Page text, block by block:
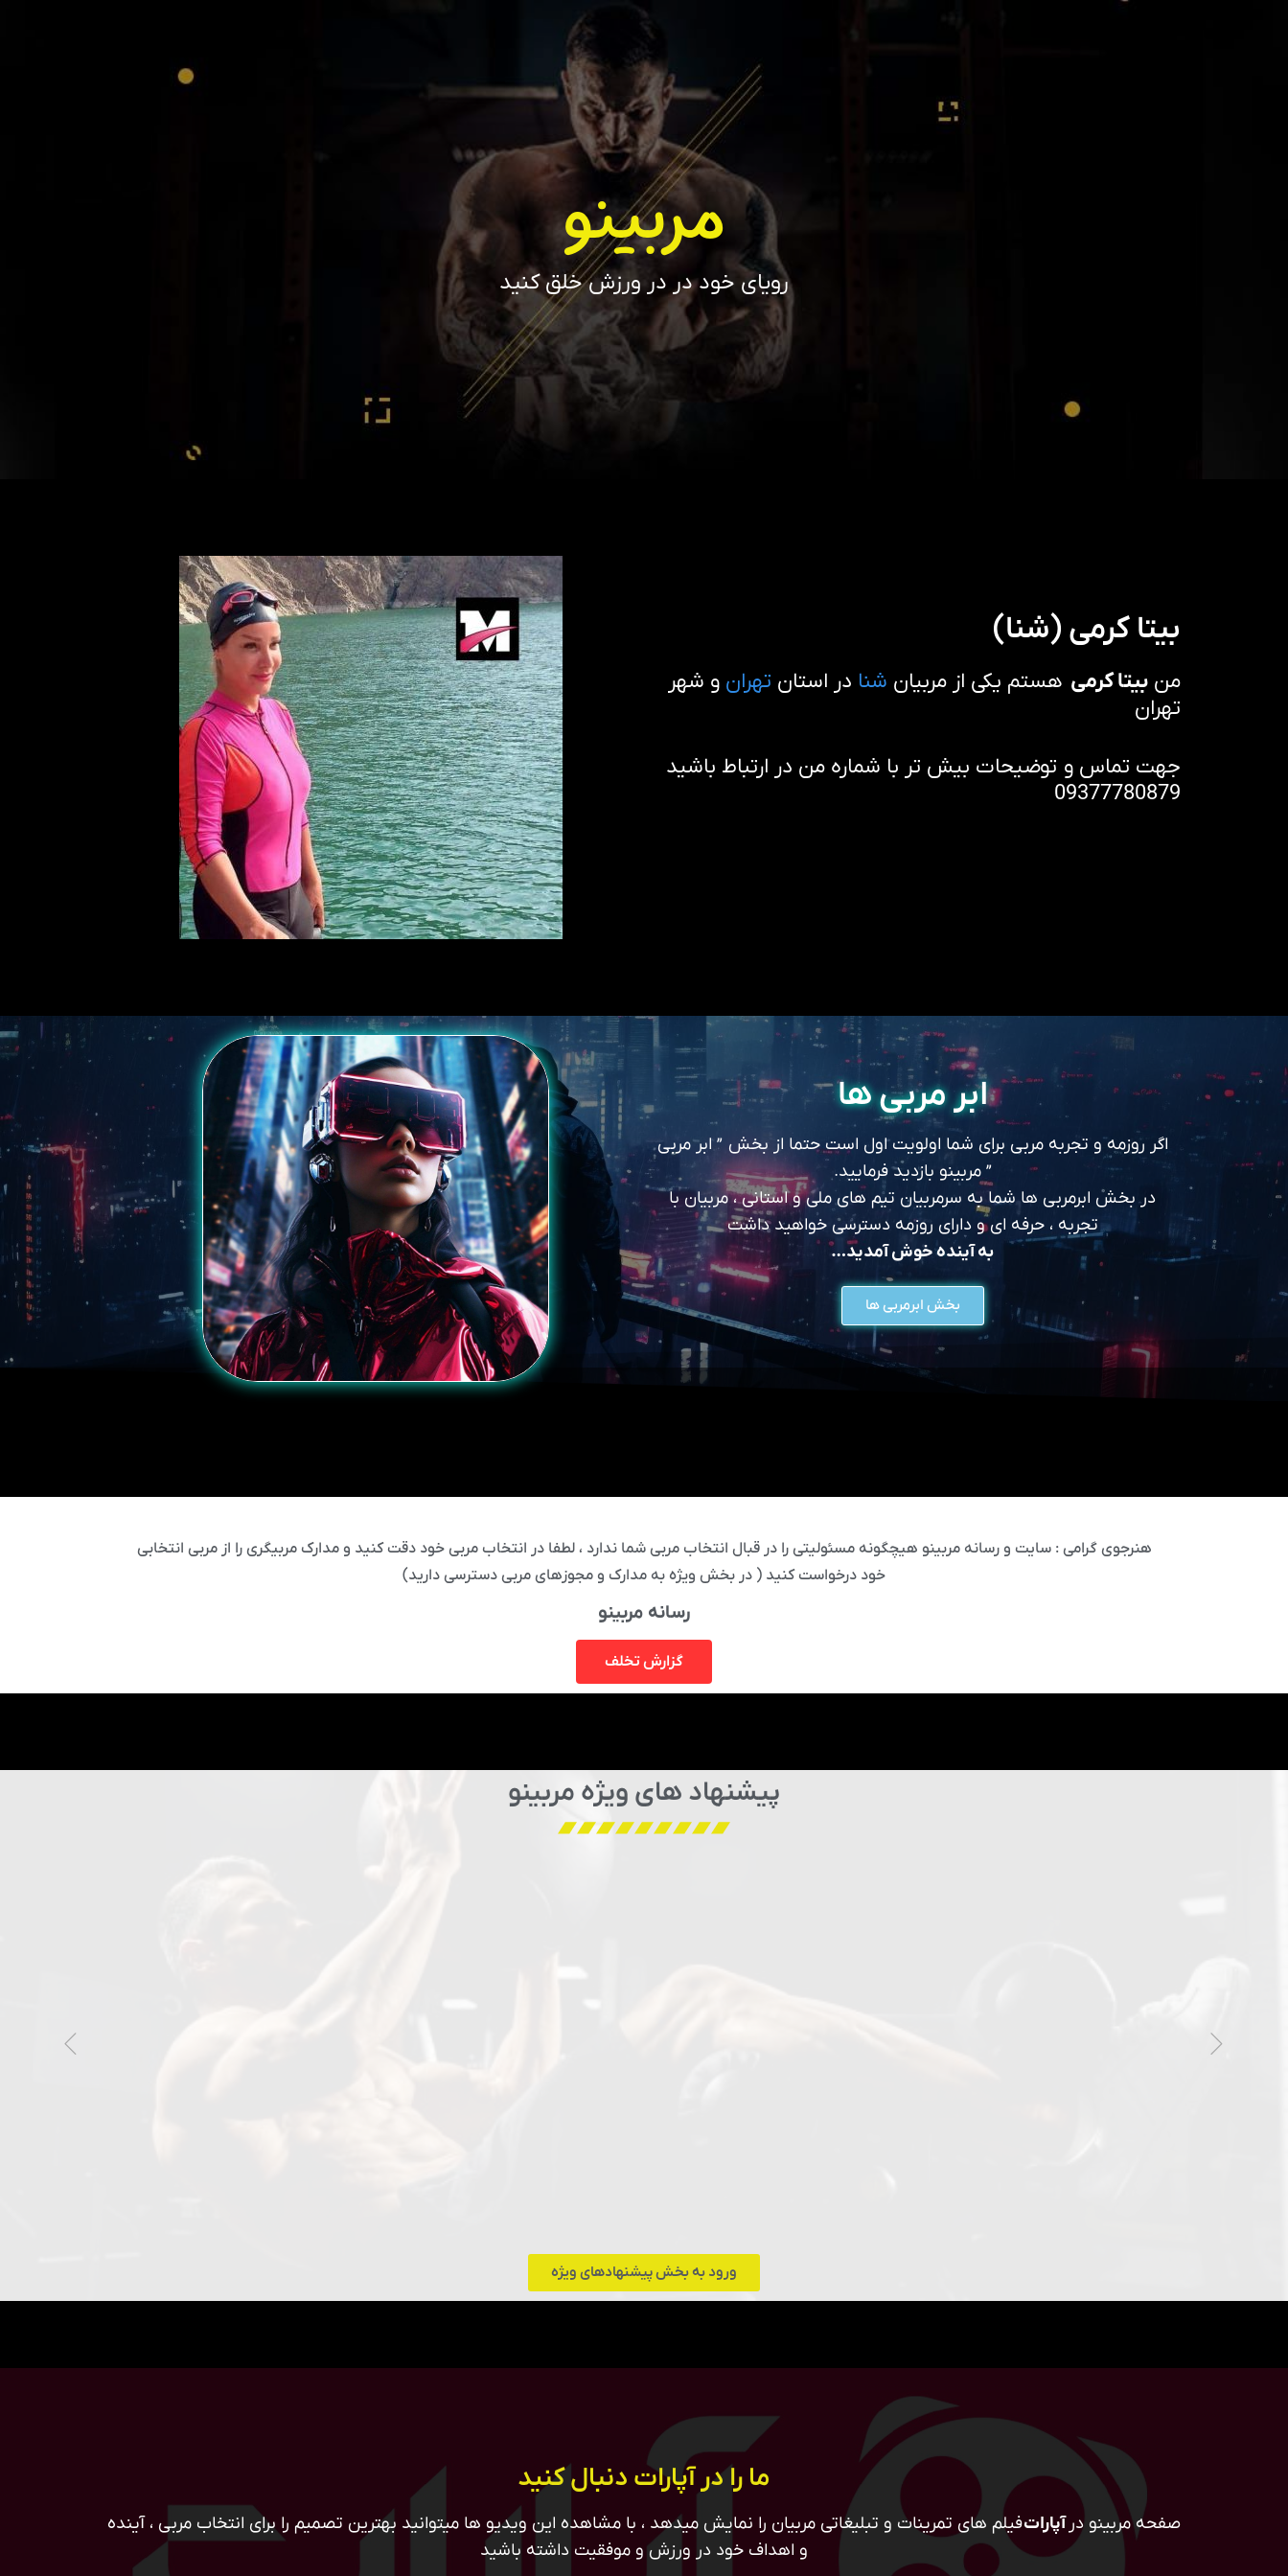
مربینو
رویای خود در در ورزش خلق کنید
بیتا کرمی (شنا)
من بیتا کرمی هستم یکی از مربیان شنا در استان تهران و شهر
تهران
جهت تماس و توضیحات بیش تر با شماره من در ارتباط باشید
09377780879
ابر مربی ها
اگر روزمه و تجربه مربی برای شما اولویت اول است حتما از بخش ” ابر مربی
” مربینو بازدید فرمایید.
در بخش ابرمربی ها شما به سرمربیان تیم های ملی و استانی ، مربیان با
تجربه ، حرفه ای و دارای روزمه دسترسی خواهید داشت
به آینده خوش آمدید…
بخش ابرمربی ها
هنرجوی گرامی : سایت و رسانه مربینو هیچگونه مسئولیتی را در قبال انتخاب مربی شما ندارد ، لطفا در انتخاب مربی خود دقت کنید و مدارک مربیگری را از مربی انتخابی
خود درخواست کنید ( در بخش ویژه به مدارک و مجوزهای مربی دسترسی دارید)
رسانه مربینو
گزارش تخلف
پیشنهاد های ویژه مربینو
ورود به بخش پیشنهادهای ویژه
ما را در آپارات دنبال کنید
صفحه مربینو در آپاراتفیلم های تمرینات و تبلیغاتی مربیان را نمایش میدهد ، با مشاهده این ویدیو ها میتوانید بهترین تصمیم را برای انتخاب مربی ، آینده
و اهداف خود در ورزش و موفقیت داشته باشید